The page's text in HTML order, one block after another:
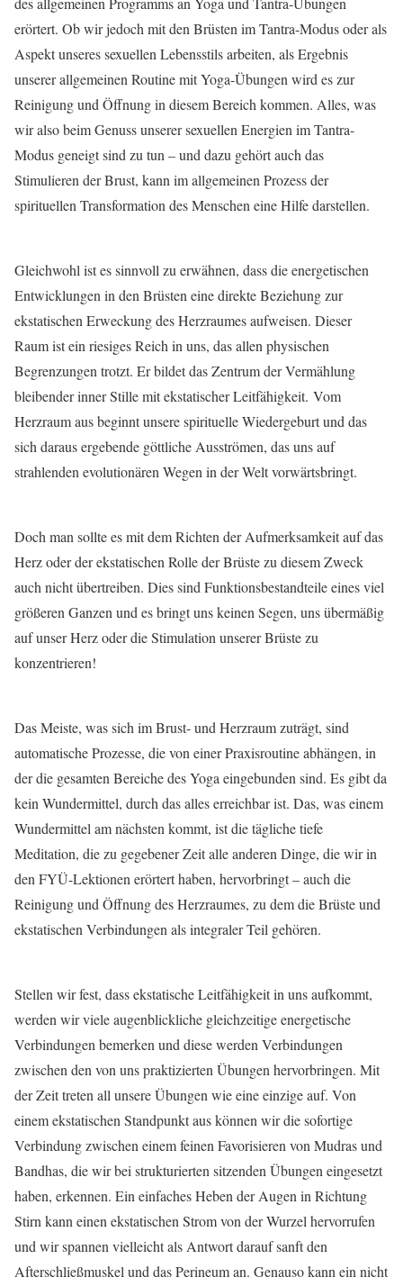
erörtert. Ob wir jedoch mit den Brüsten im Tantra-Modus oder als
Aspekt unseres sexuellen Lebensstils arbeiten, als Ergebnis
unserer allgemeinen Routine mit Yoga-Übungen wird es zur
Reinigung und Öffnung in diesem Bereich kommen. Alles, was
wir also beim Genuss unserer sexuellen Energien im Tantra-
Modus geneigt sind zu tun – und dazu gehört auch das
Stimulieren der Brust, kann im allgemeinen Prozess der
spirituellen Transformation des Menschen eine Hilfe darstellen.
Gleichwohl ist es sinnvoll zu erwähnen, dass die energetischen
Entwicklungen in den Brüsten eine direkte Beziehung zur
ekstatischen Erweckung des Herzraumes aufweisen. Dieser
Raum ist ein riesiges Reich in uns, das allen physischen
Begrenzungen trotzt. Er bildet das Zentrum der Vermählung
bleibender inner Stille mit ekstatischer Leitfähigkeit. Vom
Herzraum aus beginnt unsere spirituelle Wiedergeburt und das
sich daraus ergebende göttliche Ausströmen, das uns auf
strahlenden evolutionären Wegen in der Welt vorwärtsbringt.
Doch man sollte es mit dem Richten der Aufmerksamkeit auf das
Herz oder der ekstatischen Rolle der Brüste zu diesem Zweck
auch nicht übertreiben. Dies sind Funktionsbestandteile eines viel
größeren Ganzen und es bringt uns keinen Segen, uns übermäßig
auf unser Herz oder die Stimulation unserer Brüste zu
konzentrieren!
Das Meiste, was sich im Brust- und Herzraum zuträgt, sind
automatische Prozesse, die von einer Praxisroutine abhängen, in
der die gesamten Bereiche des Yoga eingebunden sind. Es gibt da
kein Wundermittel, durch das alles erreichbar ist. Das, was einem
Wundermittel am nächsten kommt, ist die tägliche tiefe
Meditation, die zu gegebener Zeit alle anderen Dinge, die wir in
den FYÜ-Lektionen erörtert haben, hervorbringt – auch die
Reinigung und Öffnung des Herzraumes, zu dem die Brüste und
ekstatischen Verbindungen als integraler Teil gehören.
Stellen wir fest, dass ekstatische Leitfähigkeit in uns aufkommt,
werden wir viele augenblickliche gleichzeitige energetische
Verbindungen bemerken und diese werden Verbindungen
zwischen den von uns praktizierten Übungen hervorbringen. Mit
der Zeit treten all unsere Übungen wie eine einzige auf. Von
einem ekstatischen Standpunkt aus können wir die sofortige
Verbindung zwischen einem feinen Favorisieren von Mudras und
Bandhas, die wir bei strukturierten sitzenden Übungen eingesetzt
haben, erkennen. Ein einfaches Heben der Augen in Richtung
Stirn kann einen ekstatischen Strom von der Wurzel hervorrufen
und wir spannen vielleicht als Antwort darauf sanft den
Afterschließmuskel und das Perineum an. Genauso kann ein nicht